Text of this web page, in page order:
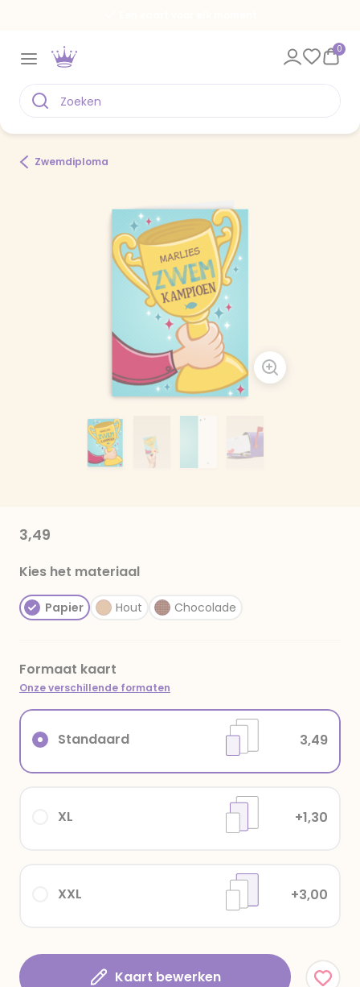
0
Zwemdiploma
3,49
Kies het materiaal
Papier Hout Chocolade
Formaat kaart
Onze verschillende formaten
XXL +3,00
XL +1,30
Standaard 3,49
Kaart bewerken